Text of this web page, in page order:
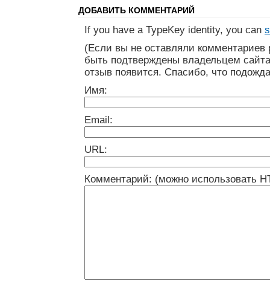
ДОБАВИТЬ КОММЕНТАРИЙ
If you have a TypeKey identity, you can
(Если вы не оставляли
быть подтверждены владельцем
отзыв появится. Спасибо, что
Имя:
Email:
URL:
Комментарий: (можно использовать